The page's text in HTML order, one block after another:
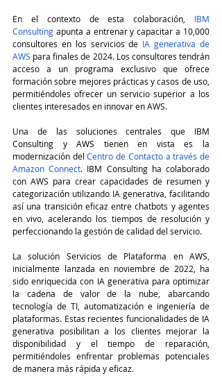
En el contexto de esta colaboración, IBM
Consulting apunta a entrenar y capacitar a 10,000
consultores en los servicios de IA generativa de
AWS para finales de 2024. Los consultores tendrán
acceso a un programa exclusivo que ofrece
formación sobre mejores prácticas y casos de uso,
permitiéndoles ofrecer un servicio superior a los
clientes interesados en innovar en AWS.
Una de las soluciones centrales que IBM
Consulting y AWS tienen en vista es la
modernización del Centro de Contacto a través de
Amazon Connect. IBM Consulting ha colaborado
con AWS para crear capacidades de resumen y
categorización utilizando IA generativa, facilitando
así una transición eficaz entre chatbots y agentes
en vivo, acelerando los tiempos de resolución y
perfeccionando la gestión de calidad del servicio.
La solución Servicios de Plataforma en AWS,
inicialmente lanzada en noviembre de 2022, ha
sido enriquecida con IA generativa para optimizar
la cadena de valor de la nube, abarcando
tecnología de TI, automatización e ingeniería de
plataformas. Estas recientes funcionalidades de IA
generativa posibilitan a los clientes mejorar la
disponibilidad y el tiempo de reparación,
permitiéndoles enfrentar problemas potenciales
de manera más rápida y eficaz.